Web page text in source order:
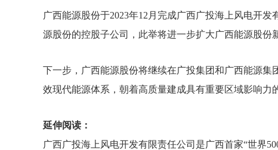
广西能源股份于2023年12月完成广西广投海上风电开
源股份的控股子公司，此举将进一步扩大广西能源股份
下一步，广西能源股份将继续在广投集团和广西能源
效现代能源体系，朝着高质量建成具有重要区域影响力
延伸阅读：
广西广投海上风电开发有限责任公司是广西首家“世界